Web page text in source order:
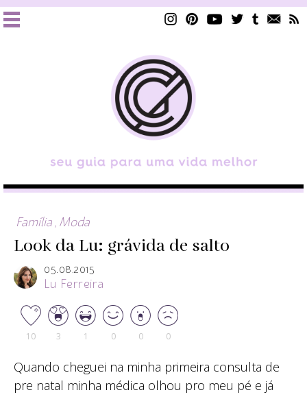
Família Moda
Look da Lu: grávida de salto
05.08.2015
Lu Ferreira
10 3 1 0 0 0
Quando cheguei na minha primeira consulta de
pre natal minha médica olhou pro meu pé e já